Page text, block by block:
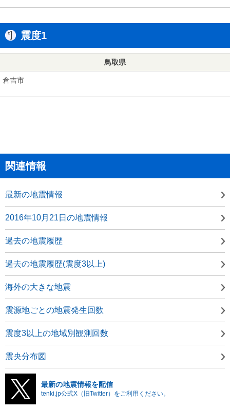
震度1
鳥取県
倉吉市
関連情報
最新の地震情報
2016年10月21日の地震情報
過去の地震履歴
過去の地震履歴(震度3以上)
海外の大きな地震
震源地ごとの地震発生回数
震度3以上の地域別観測回数
震央分布図
最新の地震情報を配信
tenki.jp公式X（旧Twitter）をご利用ください。